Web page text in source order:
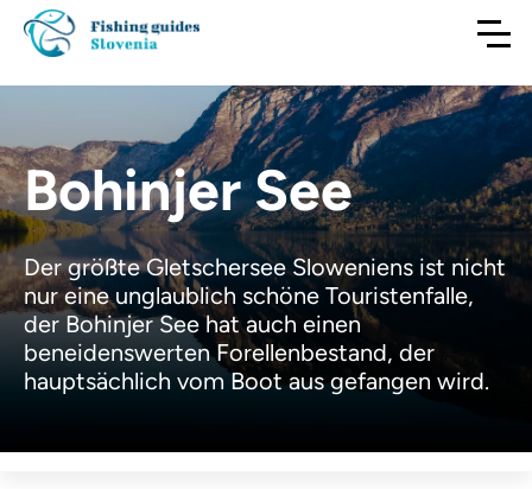
Bohinjer See
Der größte Gletschersee Sloweniens ist nicht
nur eine unglaublich schöne Touristenfalle,
der Bohinjer See hat auch einen
beneidenswerten Forellenbestand, der
hauptsächlich vom Boot aus gefangen wird.